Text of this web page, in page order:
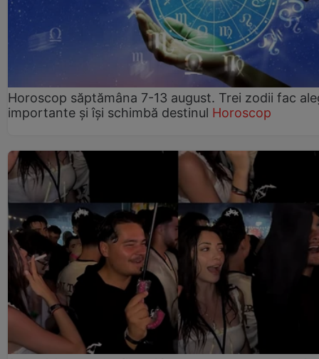
Horoscop săptămâna 7-13 august. Trei zodii fac
importante și își schimbă destinul Horoscop